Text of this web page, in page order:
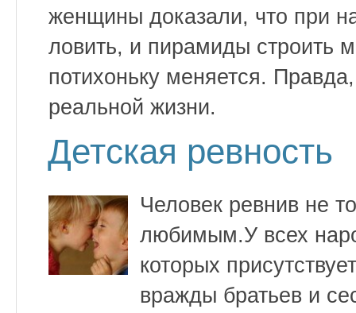
женщины доказали, что при
ловить, и пирамиды строить
потихоньку меняется.
реальной жизни.
Детская ревность
Человек ревнив не
любимым.У всех
которых
вражды братьев и